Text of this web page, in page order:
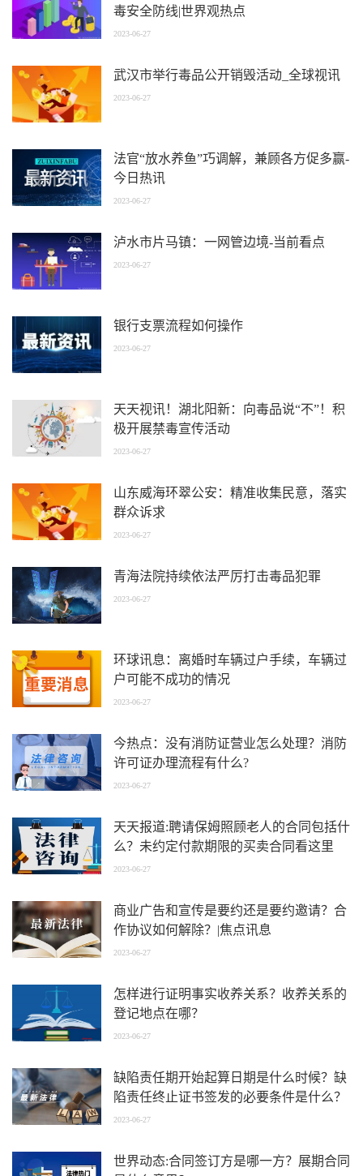
毒安全防线|世界观热点
2023-06-27
武汉市举行毒品公开销毁活动_全球视讯
2023-06-27
法官“放水养鱼”巧调解，兼顾各方促多赢-
今日热讯
2023-06-27
泸水市片马镇：一网管边境-当前看点
2023-06-27
银行支票流程如何操作
2023-06-27
天天视讯！湖北阳新：向毒品说“不”！积
极开展禁毒宣传活动
2023-06-27
山东威海环翠公安：精准收集民意，落实
群众诉求
2023-06-27
青海法院持续依法严厉打击毒品犯罪
2023-06-27
环球讯息：离婚时车辆过户手续，车辆过
户可能不成功的情况
2023-06-27
今热点：没有消防证营业怎么处理？消防
许可证办理流程有什么?
2023-06-27
天天报道:聘请保姆照顾老人的合同包括什
么？未约定付款期限的买卖合同看这里
2023-06-27
商业广告和宣传是要约还是要约邀请？合
作协议如何解除？|焦点讯息
2023-06-27
怎样进行证明事实收养关系？收养关系的
登记地点在哪？
2023-06-27
缺陷责任期开始起算日期是什么时候？缺
陷责任终止证书签发的必要条件是什么？
2023-06-27
世界动态:合同签订方是哪一方？展期合同